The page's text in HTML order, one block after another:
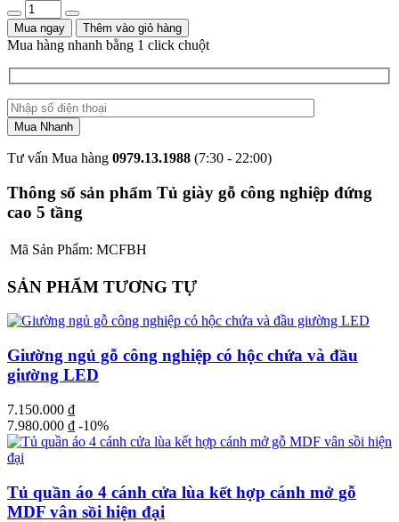
Mua ngay Thêm vào giỏ hàng
Mua hàng nhanh bằng 1 click chuột
Tư vấn Mua hàng 0979.13.1988 (7:30 - 22:00)
Thông số sản phẩm Tủ giày gỗ công nghiệp đứng
cao 5 tầng
Mã Sản Phẩm: MCFBH
SẢN PHẨM TƯƠNG TỰ
Giường ngủ gỗ công nghiệp có hộc chứa và đầu
giường LED
7.150.000 ₫
7.980.000 ₫ -10%
Tủ quần áo 4 cánh cửa lùa kết hợp cánh mở gỗ
MDF vân sồi hiện đại